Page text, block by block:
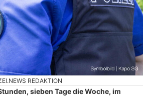
REDAKTION
sieben Tage die Woche, im